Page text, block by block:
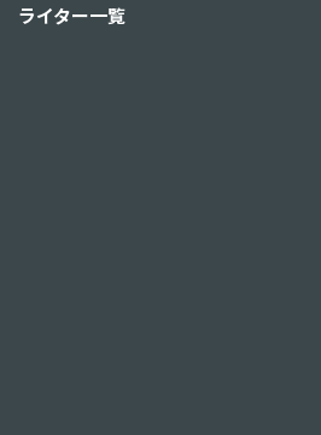
ライター一覧